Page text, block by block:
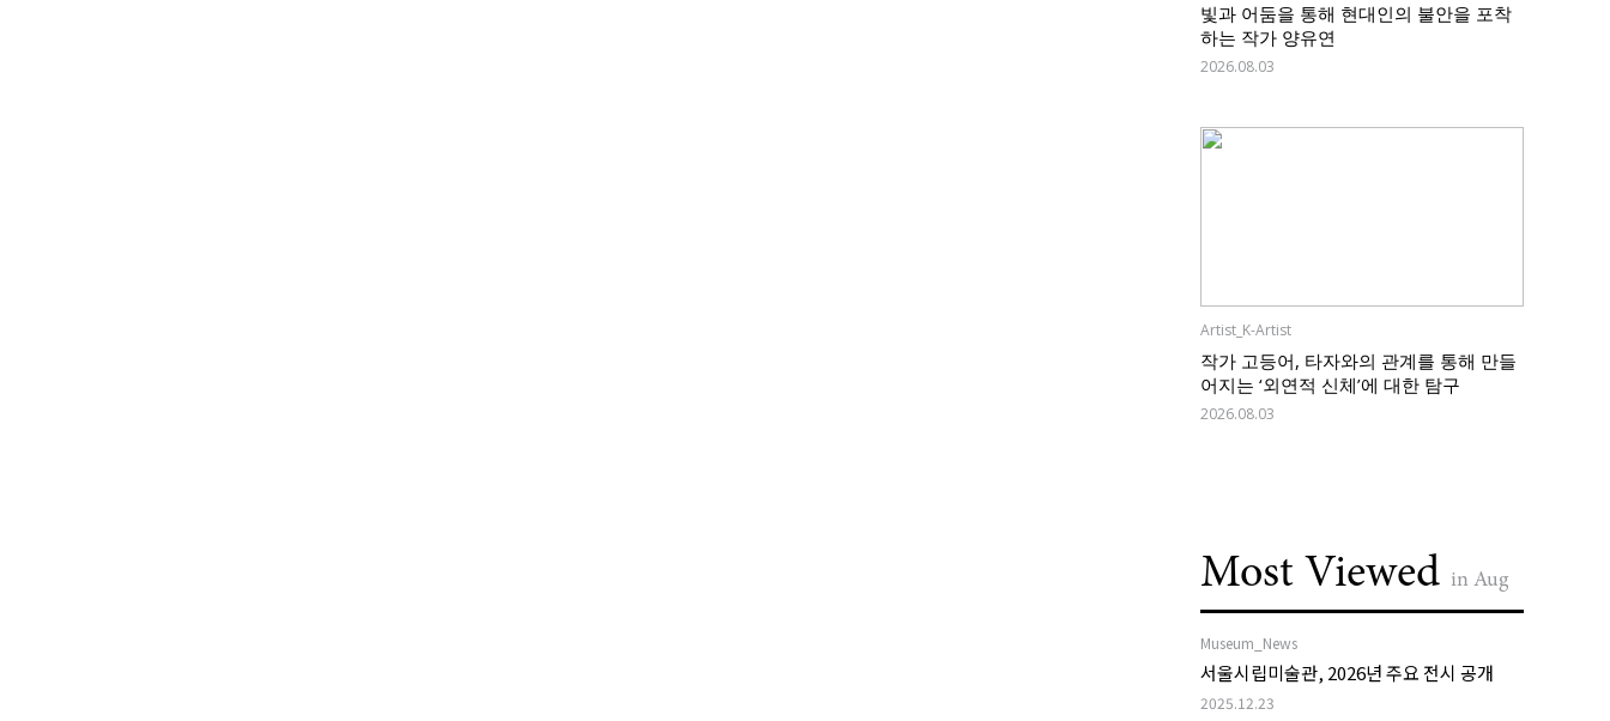
빛과 어둠을 통해 현대인의 불안을 포착
하는 작가 양유연
2026.08.03
Artist_K-Artist
작가 고등어, 타자와의 관계를 통해 만들
어지는 ‘외연적 신체’에 대한 탐구
2026.08.03
Most Viewed in Aug
Museum_News
서울시립미술관, 2026년 주요 전시 공개
2025.12.23